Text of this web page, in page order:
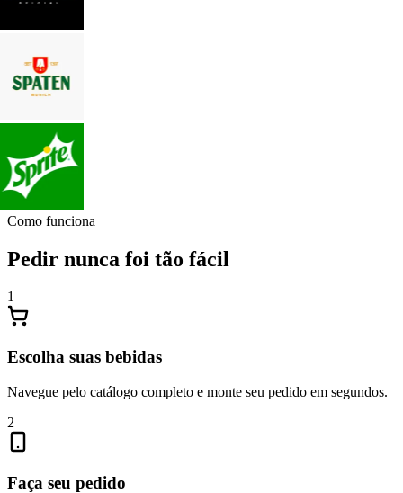
Como funciona
Pedir nunca foi tão fácil
1
Escolha suas bebidas
Navegue pelo catálogo completo e monte seu pedido em segundos.
2
Faça seu pedido